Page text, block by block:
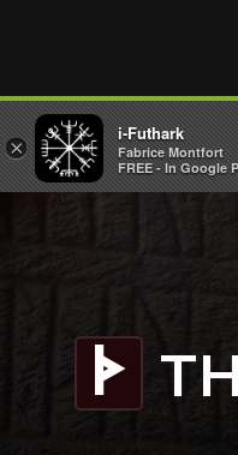
T
×
i-Futhark
Fabrice Montfort
FREE - In Google